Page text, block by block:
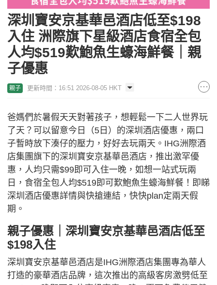
深圳寶安京基華邑酒店低至$198
入住 洲際旗下星級酒店食宿全包
人均$519歎鮑魚生蠔海鮮餐｜親
子優惠
親子 更新時間：16:51 2026-08-05 HKT
爸媽們於暑假天天對著孩子，想輕鬆一下二人世界玩
了天？可以留意今日（5日）的深圳酒店優惠，兩口
子暫時放下湊仔的壓力，好好去玩兩天。IHG洲際酒
店集團旗下的深圳寶安京基華邑酒店，推出激罕優
惠，人均只需$99即可入住一晚，如想一站式玩兩
日，食宿全包人均$519即可歎鮑魚生蠔海鮮餐！即睇
深圳酒店優惠詳情與快搶連結，快快plan定兩天假
期。
親子優惠｜深圳寶安京基華邑酒店低至
$198入住
深圳寶安京基華邑酒店是IHG洲際酒店集團專為華人
打造的豪華酒店品牌，這次推出的高級客房激劈低至